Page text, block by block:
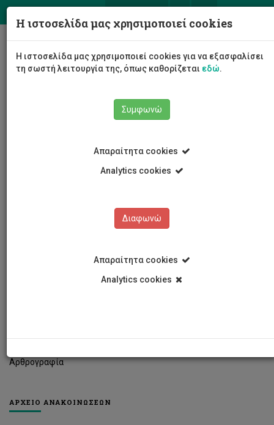
Αρθρογραφία
ΑΡΧΕΙΟ ΑΝΑΚΟΙΝΩΣΕΩΝ
Η ιστοσελίδα μας χρησιμοποιεί cookies
Η ιστοσελίδα μας χρησιμοποιεί cookies για να εξασφαλίσει
τη σωστή λειτουργία της, όπως καθορίζεται εδώ.
Συμφωνώ
Απαραίτητα cookies
Analytics cookies
Διαφωνώ
Απαραίτητα cookies
Analytics cookies